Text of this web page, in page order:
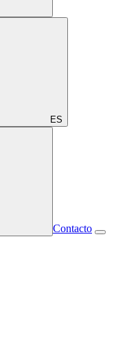
ES
Contacto